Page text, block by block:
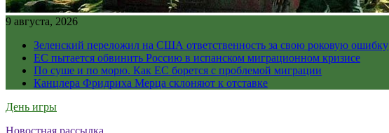
9 августа, 2026
Зеленский переложил на США ответственность за свою роковую ошибку
ЕС пытается обвинить Россию в испанском миграционном кризисе
По суше и по морю. Как ЕС борется с проблемой миграции
Канцлера Фридриха Мерца склоняют к отставке
День игры
Новостная рассылка